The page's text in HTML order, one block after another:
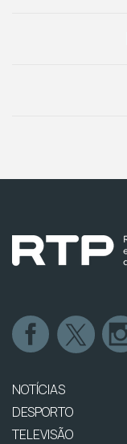
NOTÍCIAS
DESPORTO
TELEVISÃO